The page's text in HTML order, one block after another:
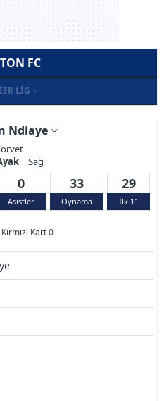
FC
LIG
Ndiaye
Sağ
0
Asistler
33
Oynama
29
İlk 11
Kırmızı Kart 0